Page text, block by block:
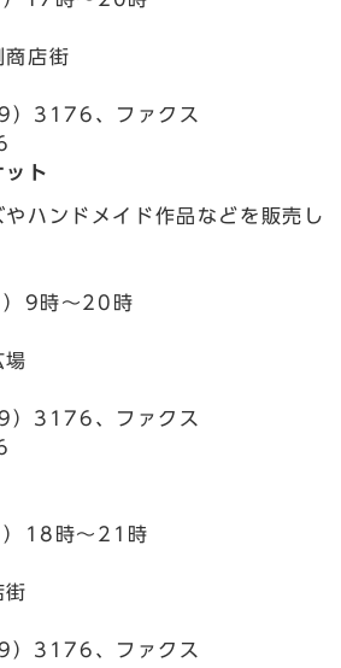
商店街
3176、ファクス
ット
ハンドメイド作品などを販売し
9時～20時
場
3176、ファクス
18時～21時
街
3176、ファクス